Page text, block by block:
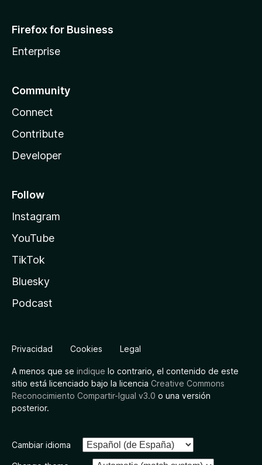
Firefox for Business
Enterprise
Community
Connect
Contribute
Developer
Follow
Instagram
YouTube
TikTok
Bluesky
Podcast
Privacidad Cookies Legal
A menos que se indique lo contrario, el contenido de este
sitio está licenciado bajo la licencia Creative Commons
Reconocimiento Compartir-Igual v3.0 o una versión
posterior.
Cambiar idioma